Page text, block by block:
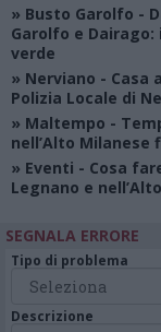
» Busto Garolfo -
Garolfo e
verde
» Nerviano - Casa
Polizia Locale di
» Maltempo -
nell’Alto
» Eventi - Cosa
Legnano e
SEGNALA ERRORE
Tipo di problema
Descrizione